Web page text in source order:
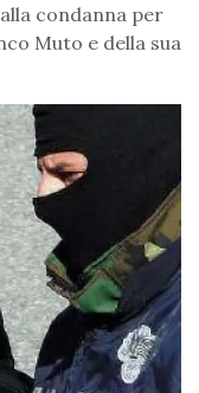
condanna per
Muto e della sua